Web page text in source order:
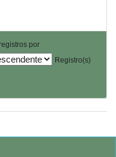
por
Registro(s)